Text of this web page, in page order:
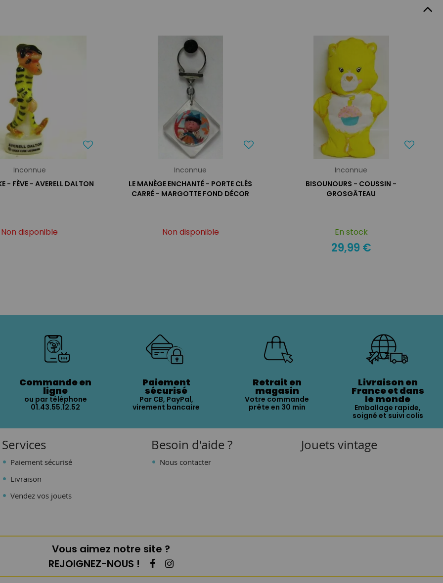
Inconnue
- FÈVE - AVERELL DALTON
Non disponible
Inconnue
LE MANÈGE ENCHANTÉ - PORTE CLÉS
CARRÉ - MARGOTTE FOND DÉCOR
Non disponible
Inconnue
BISOUNOURS - COUSSIN -
GROSGÂTEAU
En stock
29,99 €
Commande en
ligne
ou par téléphone
01.43.55.12.52
Paiement
sécurisé
Par CB, PayPal,
virement bancaire
Retrait en
magasin
Votre commande
prête en 30 min
Livraison en
France et dans
le monde
Emballage rapide,
soigné et suivi colis
Services
Paiement sécurisé
Livraison
Vendez vos jouets
Besoin d'aide ?
Nous contacter
Jouets vintage
Vous aimez notre site ?
REJOIGNEZ-NOUS !